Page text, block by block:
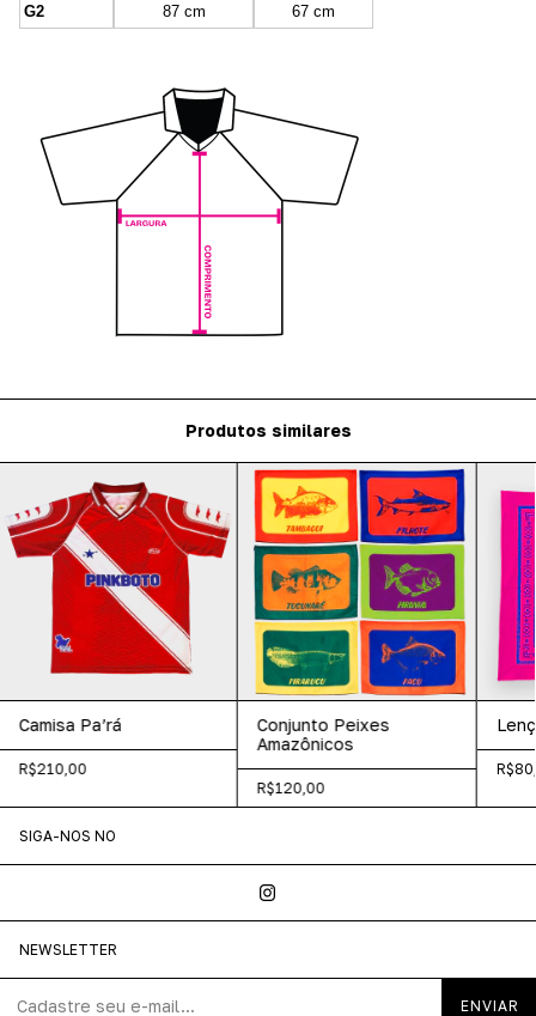
G2
87 cm 67 cm
Produtos similares
Camisa Pa’rá
R$210,00
Conjunto Peixes
Amazônicos
R$120,00
SIGA-NOS NO
NEWSLETTER